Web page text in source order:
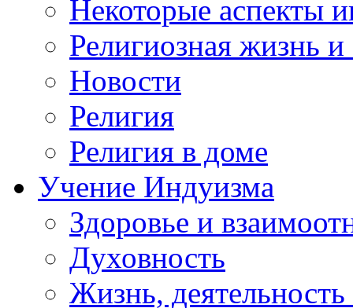
Некоторые аспекты
Религиозная жизнь
Новости
Религия
Религия в доме
Учение Индуизма
Здоровье и
Духовность
Жизнь, деятельность